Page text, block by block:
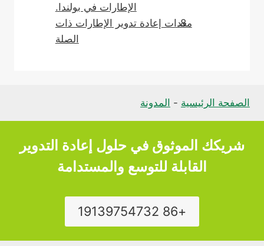
الإطارات في بولندا.
معدات إعادة تدوير الإطارات ذات
الصلة
الصفحة الرئيسية - المدونة
شريكك الموثوق في حلول إعادة التدوير
القابلة للتوسع والمستدامة
+86 19139754732